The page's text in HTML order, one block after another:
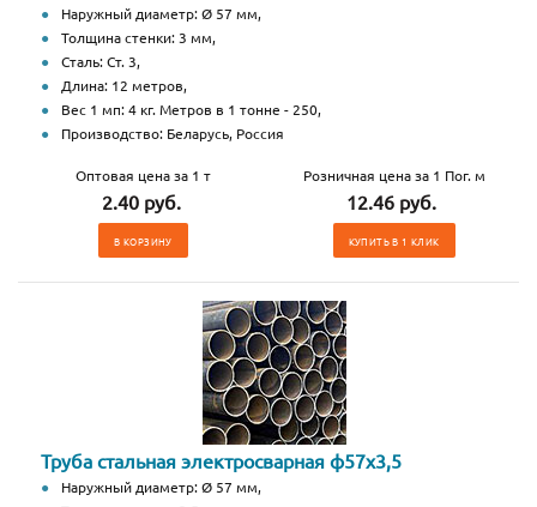
Наружный диаметр: Ø 57 мм,
Толщина стенки: 3 мм,
Сталь: Ст. 3,
Длина: 12 метров,
Вес 1 мп: 4 кг. Метров в 1 тонне - 250,
Производство: Беларусь, Россия
Оптовая цена за 1 т
2.40 руб.
В КОРЗИНУ
Розничная цена за 1 Пог. м
12.46 руб.
КУПИТЬ В 1 КЛИК
Труба стальная электросварная ф57х3,5
Наружный диаметр: Ø 57 мм,